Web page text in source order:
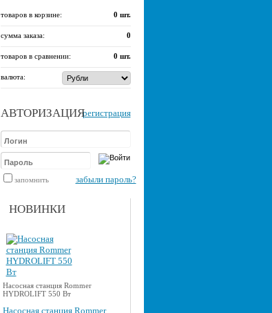
товаров в корзине: 0 шт.
сумма заказа: 0
товаров в сравнении: 0 шт.
валюта:
АВТОРИЗАЦИЯрегистрация
запомнить забыли пароль?
НОВИНКИ
Насосная станция Rommer
HYDROLIFT 550 Вт
Насосная станция Rommer